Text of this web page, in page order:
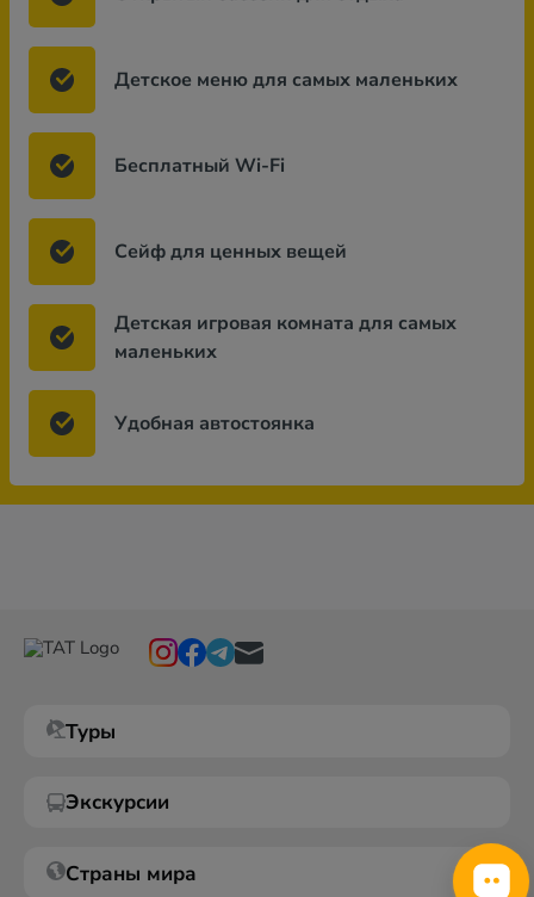
Детское меню для самых маленьких
Бесплатный Wi-Fi
Сейф для ценных вещей
Детская игровая комната для самых
маленьких
Удобная автостоянка
Туры
Экскурсии
Страны мира